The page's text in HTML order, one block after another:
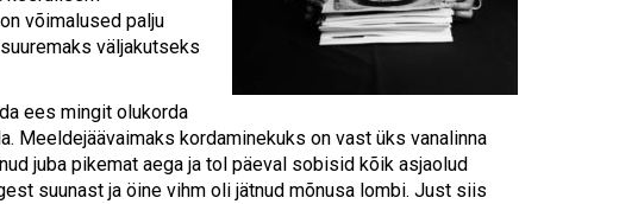
võimalused palju
väljakutseks
ees mingit olukorda
Meeldejäävaimaks kordaminekuks on vast üks vanalinna
juba pikemat aega ja tol päeval sobisid kõik asjaolud
suunast ja öine vihm oli jätnud mõnusa lombi. Just siis